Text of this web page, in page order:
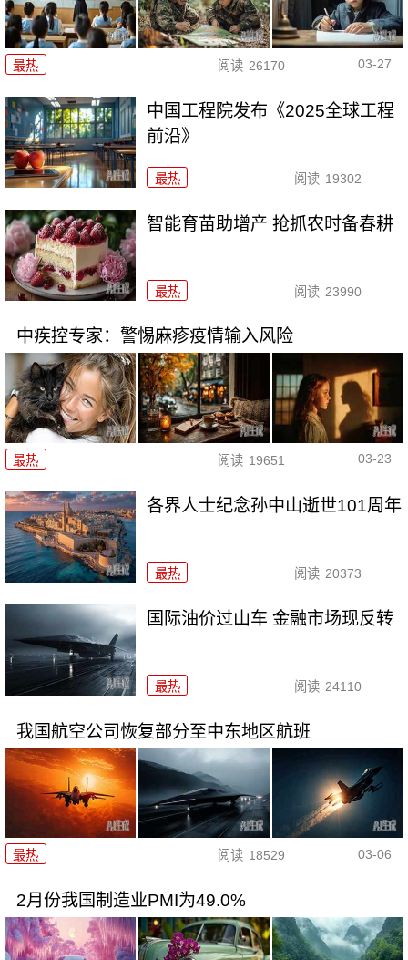
最热 阅读 26170 03-27
中国工程院发布《2025全球工程
前沿》
最热 阅读 19302
智能育苗助增产 抢抓农时备春耕
最热 阅读 23990
中疾控专家：警惕麻疹疫情输入风险
最热 阅读 19651 03-23
各界人士纪念孙中山逝世101周年
最热 阅读 20373
国际油价过山车 金融市场现反转
最热 阅读 24110
我国航空公司恢复部分至中东地区航班
最热 阅读 18529 03-06
2月份我国制造业PMI为49.0%